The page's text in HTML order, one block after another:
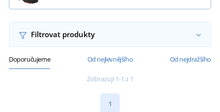
Filtrovat produkty
Doporučujeme Od nejlevnějšího Od nejdražšího
Zobrazuji 1-1 z 1
1